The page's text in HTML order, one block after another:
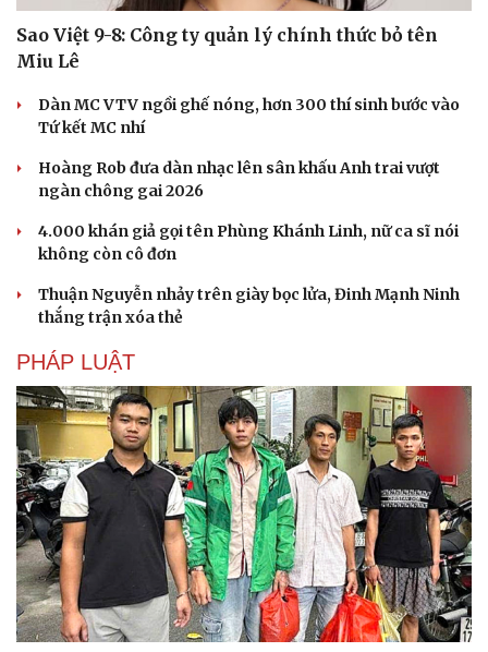
Sao Việt 9-8: Công ty quản lý chính thức bỏ tên
Miu Lê
Dàn MC VTV ngồi ghế nóng, hơn 300 thí sinh bước vào
Tứ kết MC nhí
Hoàng Rob đưa dàn nhạc lên sân khấu Anh trai vượt
ngàn chông gai 2026
4.000 khán giả gọi tên Phùng Khánh Linh, nữ ca sĩ nói
không còn cô đơn
Thuận Nguyễn nhảy trên giày bọc lửa, Đinh Mạnh Ninh
thắng trận xóa thẻ
PHÁP LUẬT